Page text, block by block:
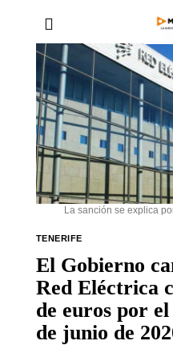
La sanción se explica
TENERIFE
El Gobierno
Red Eléctrica
de euros por
de junio de